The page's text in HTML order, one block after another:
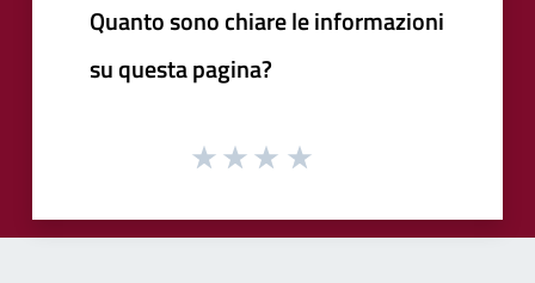
Quanto sono chiare le informazioni
su questa pagina?